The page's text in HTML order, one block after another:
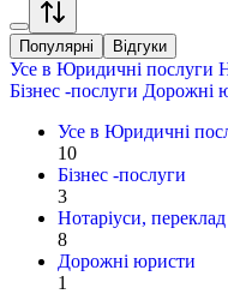
Популярні Відгуки
Усе в Юридичні послуги
Бізнес -послуги Дорожні
Усе в Юридичні
10
Бізнес -послуги
3
Нотаріуси,
8
Дорожні юристи
1